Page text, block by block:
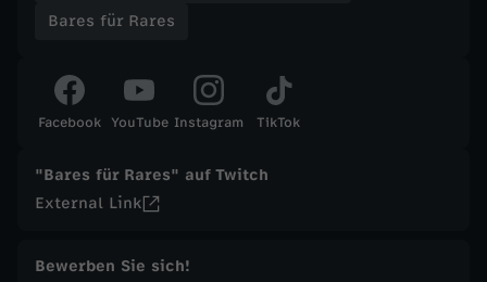
e
t
ä
g
Bares für Rares
Facebook YouTube Instagram TikTok
"Bares für Rares" auf Twitch
External Link
Bewerben Sie sich!